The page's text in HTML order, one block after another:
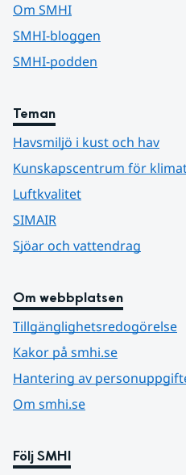
Om SMHI
SMHI-bloggen
SMHI-podden
Teman
Havsmiljö i kust och hav
Kunskapscentrum för
Luftkvalitet
SIMAIR
Sjöar och vattendrag
Om webbplatsen
Tillgänglighetsredogörelse
Kakor på smhi.se
Hantering av
Om smhi.se
Följ SMHI